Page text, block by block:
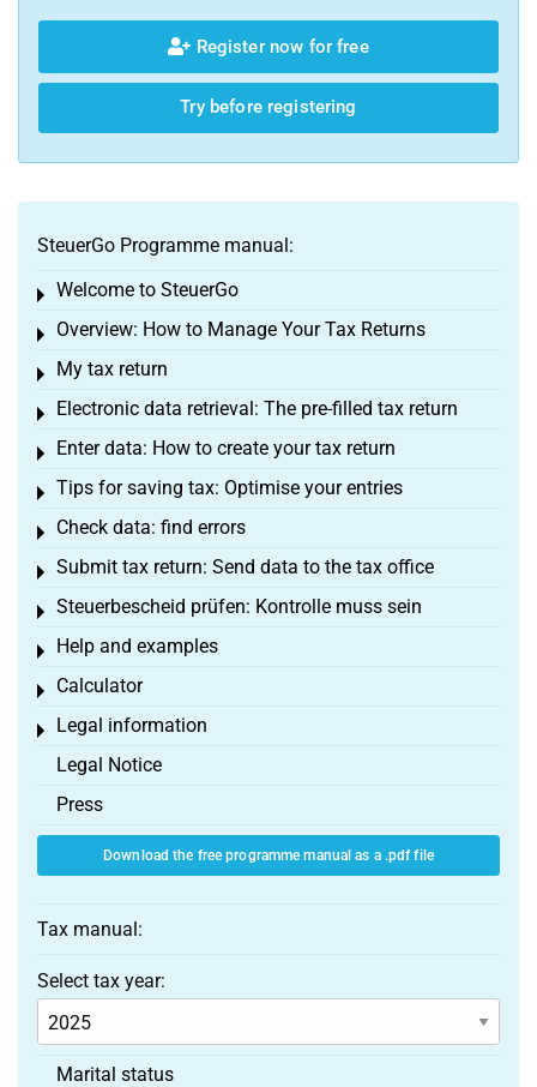
Register now for free
Try before registering
SteuerGo Programme manual:
Welcome to SteuerGo
Toggle menu
Overview: How to Manage Your Tax Returns
Toggle menu
My tax return
Toggle menu
Electronic data retrieval: The pre-filled tax return
Toggle menu
Enter data: How to create your tax return
Toggle menu
Tips for saving tax: Optimise your entries
Toggle menu
Check data: find errors
Toggle menu
Submit tax return: Send data to the tax office
Toggle menu
Steuerbescheid prüfen: Kontrolle muss sein
Toggle menu
Help and examples
Toggle menu
Calculator
Toggle menu
Legal information
Toggle menu
Legal Notice
Press
Download the free programme manual as a .pdf file
Tax manual:
Select tax year:
Marital status